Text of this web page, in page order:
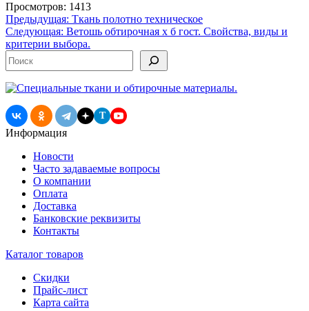
Просмотров: 1413
Навигация
по
записям
Предыдущая: Ткань полотно техническое
Следующая: Ветошь обтирочная х б гост. Свойства, виды и
критерии выбора.
Поиск
T
Информация
Новости
Часто задаваемые вопросы
О компании
Оплата
Доставка
Банковские реквизиты
Контакты
Каталог товаров
Скидки
Прайс-лист
Карта сайта